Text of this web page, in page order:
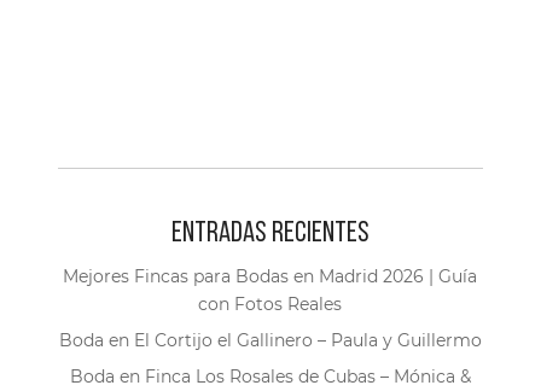
ENTRADAS RECIENTES
Mejores Fincas para Bodas en Madrid 2026 | Guía
con Fotos Reales
Boda en El Cortijo el Gallinero – Paula y Guillermo
Boda en Finca Los Rosales de Cubas – Mónica &